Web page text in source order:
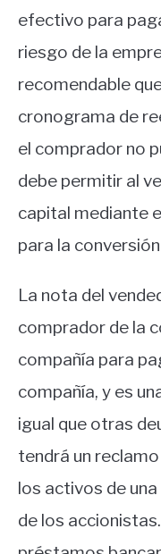
efectivo para
riesgo de la
recomendable
cronograma de
el comprador no
debe permitir al
capital mediante
para la
La nota del
comprador de la
compañía para
compañía, y es
igual que otras
tendrá un
los activos de
de los